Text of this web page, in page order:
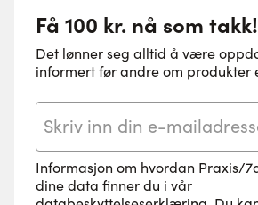
Få 100 kr. nå som takk!
Det lønner seg alltid å være
informert før andre om produkter
Informasjon om hvordan Praxis/
dine data finner du i vår